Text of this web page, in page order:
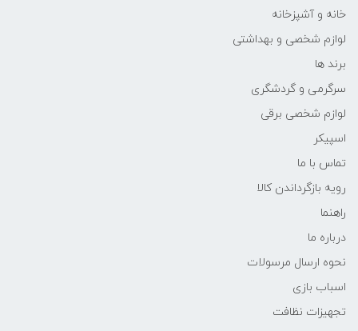
خانه و آشپزخانه
لوازم شخصی و بهداشتی
برند ها
سرگرمی و گردشگری
لوازم شخصی برقی
اسپیکر
تماس با ما
رویه بازگرداندن کالا
راهنما
درباره ما
نحوه ارسال مرسولات
اسباب بازی
تجهیزات نظافت